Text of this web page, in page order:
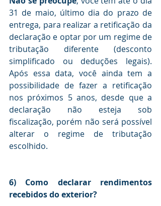
31 de maio, último dia do prazo de
entrega, para realizar a retificação da
declaração e optar por um regime de
tributação diferente (desconto
simplificado ou deduções legais).
Após essa data, você ainda tem a
possibilidade de fazer a retificação
nos próximos 5 anos, desde que a
declaração não esteja sob
fiscalização, porém não será possível
alterar o regime de tributação
escolhido.
6) Como declarar rendimentos
recebidos do exterior?